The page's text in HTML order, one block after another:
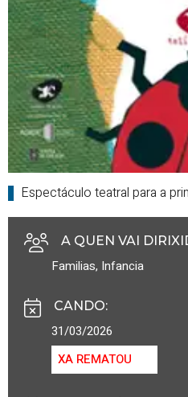
Espectáculo teatral para a
A QUEN VAI
Familias, Infancia
CANDO:
31/03/2026
XA REMATOU